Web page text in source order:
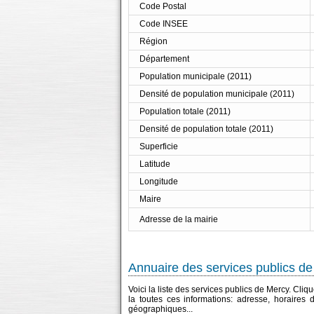
Code Postal
Code INSEE
Région
Département
Population municipale (2011)
Densité de population municipale (2011)
Population totale (2011)
Densité de population totale (2011)
Superficie
Latitude
Longitude
Maire
Adresse de la mairie
Annuaire des services publics
Voici la liste des services publics de Mercy.
la toutes ces informations: adresse, horaires
géographiques...